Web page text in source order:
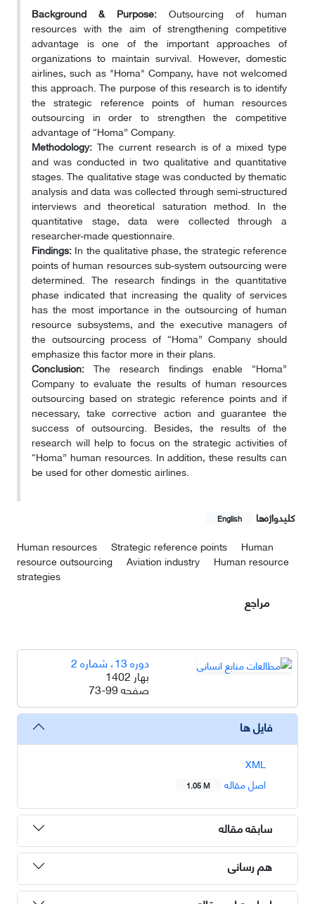
Background & Purpose: Outsourcing of human
resources with the aim of strengthening competitive
advantage is one of the important approaches of
organizations to maintain survival. However, domestic
airlines, such as "Homa" Company, have not welcomed
this approach. The purpose of this research is to identify
the strategic reference points of human resources
outsourcing in order to strengthen the competitive
advantage of “Homa” Company.
Methodology: The current research is of a mixed type
and was conducted in two qualitative and quantitative
stages. The qualitative stage was conducted by thematic
analysis and data was collected through semi-structured
interviews and theoretical saturation method. In the
quantitative stage, data were collected through a
researcher-made questionnaire.
Findings: In the qualitative phase, the strategic reference
points of human resources sub-system outsourcing were
determined. The research findings in the quantitative
phase indicated that increasing the quality of services
has the most importance in the outsourcing of human
resource subsystems, and the executive managers of
the outsourcing process of “Homa” Company should
emphasize this factor more in their plans.
Conclusion: The research findings enable “Homa”
Company to evaluate the results of human resources
outsourcing based on strategic reference points and if
necessary, take corrective action and guarantee the
success of outsourcing. Besides, the results of the
research will help to focus on the strategic activities of
“Homa” human resources. In addition, these results can
be used for other domestic airlines.
کلیدواژه‌ها English
Human resources Strategic reference points
Human
resource outsourcing
Aviation industry
Human resource
strategies
مراجع
دوره 13، شماره 2
بهار 1402
صفحه73-99
فایل ها
XML
اصل مقاله
1.05 M
سابقه مقاله
هم رسانی